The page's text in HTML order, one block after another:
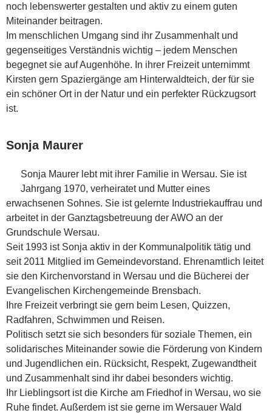
noch lebenswerter gestalten und aktiv zu einem guten
Miteinander beitragen.
Im menschlichen Umgang sind ihr Zusammenhalt und
gegenseitiges Verständnis wichtig – jedem Menschen
begegnet sie auf Augenhöhe. In ihrer Freizeit unternimmt
Kirsten gern Spaziergänge am Hinterwaldteich, der für sie
ein schöner Ort in der Natur und ein perfekter Rückzugsort
ist.
Sonja Maurer
Sonja Maurer lebt mit ihrer Familie in Wersau. Sie ist
Jahrgang 1970, verheiratet und Mutter eines
erwachsenen Sohnes. Sie ist gelernte Industriekauffrau und
arbeitet in der Ganztagsbetreuung der AWO an der
Grundschule Wersau.
Seit 1993 ist Sonja aktiv in der Kommunalpolitik tätig und
seit 2011 Mitglied im Gemeindevorstand. Ehrenamtlich leitet
sie den Kirchenvorstand in Wersau und die Bücherei der
Evangelischen Kirchengemeinde Brensbach.
Ihre Freizeit verbringt sie gern beim Lesen, Quizzen,
Radfahren, Schwimmen und Reisen.
Politisch setzt sie sich besonders für soziale Themen, ein
solidarisches Miteinander sowie die Förderung von Kindern
und Jugendlichen ein. Rücksicht, Respekt, Zugewandtheit
und Zusammenhalt sind ihr dabei besonders wichtig.
Ihr Lieblingsort ist die Kirche am Friedhof in Wersau, wo sie
Ruhe findet. Außerdem ist sie gerne im Wersauer Wald